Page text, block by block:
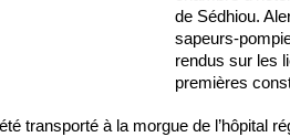
de Sédhiou.
sapeurs-
rendus sur les
premières
transporté à la morgue de l’hôpital